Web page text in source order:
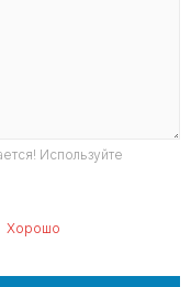
Используйте
Хорошо